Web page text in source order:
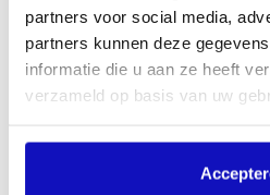
partners voor social media,
partners kunnen deze
informatie die u aan ze heeft
verzameld op basis van uw
terugvinden, onder het kopje
duurt ongeveer twee weken
terugvindt onder het tabblad
Je bent verplicht om alle
in dit geval de optie ‘niet